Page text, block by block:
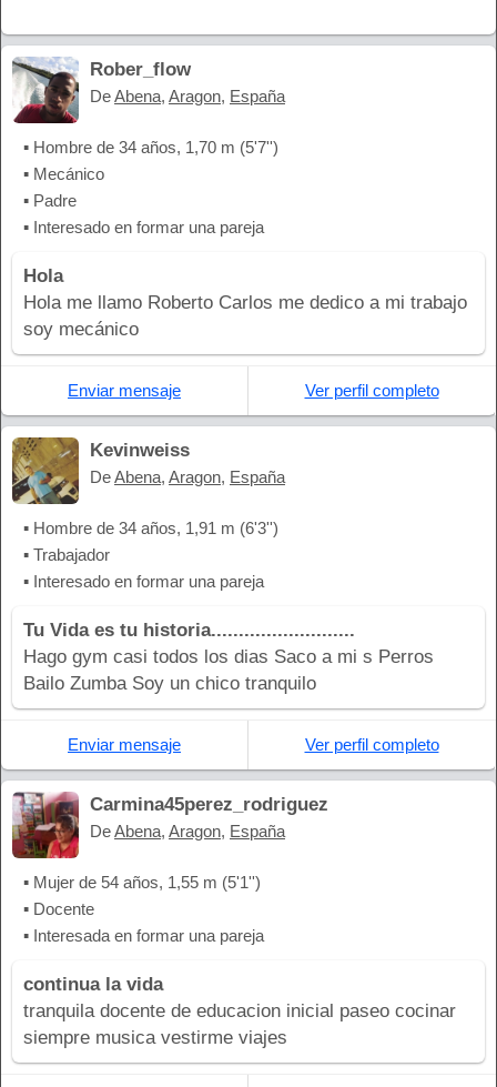
Rober_flow
DeAbena, Aragon, España
▪ Hombre de 34 años, 1,70 m (5'7'')
▪ Mecánico
▪ Padre
▪ Interesado en formar una pareja
Hola
Hola me llamo Roberto Carlos me dedico a mi trabajo
soy mecánico
Enviar mensaje Ver perfil completo
Kevinweiss
DeAbena, Aragon, España
▪ Hombre de 34 años, 1,91 m (6'3'')
▪ Trabajador
▪ Interesado en formar una pareja
Tu Vida es tu historia..........................
Hago gym casi todos los dias Saco a mi s Perros
Bailo Zumba Soy un chico tranquilo
Enviar mensaje Ver perfil completo
Carmina45perez_rodriguez
DeAbena, Aragon, España
▪ Mujer de 54 años, 1,55 m (5'1'')
▪ Docente
▪ Interesada en formar una pareja
continua la vida
tranquila docente de educacion inicial paseo cocinar
siempre musica vestirme viajes